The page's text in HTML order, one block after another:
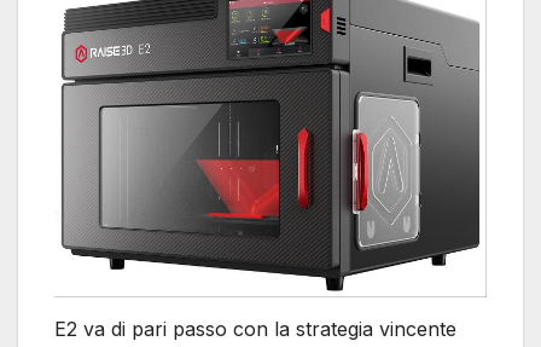
E2 va di pari passo con la strategia vincente